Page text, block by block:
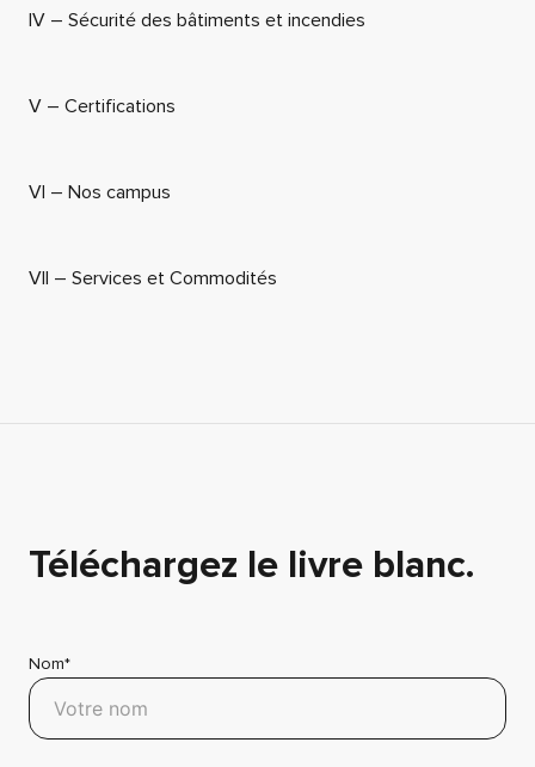
IV – Sécurité des bâtiments et incendies
V – Certifications
VI – Nos campus
VII – Services et Commodités
Téléchargez le livre blanc.
Nom*